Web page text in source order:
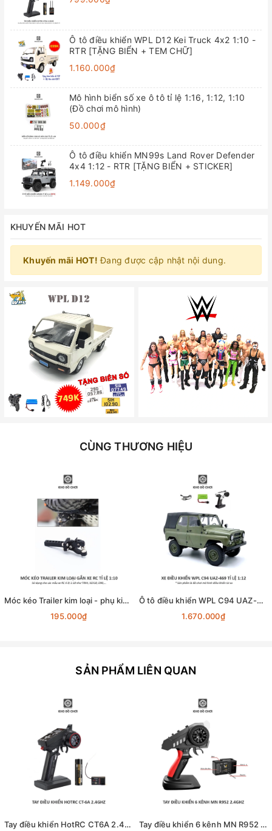
Ô tô điều khiển WPL D12 Kei Truck 4x2 1:10 -
RTR [TẶNG BIỂN + TEM CHỮ]
1.160.000₫
Mô hình biển số xe ô tô tỉ lệ 1:16, 1:12, 1:10
(Đồ chơi mô hình)
50.000₫
Ô tô điều khiển MN99s Land Rover Defender
4x4 1:12 - RTR [TẶNG BIỂN + STICKER]
1.149.000₫
KHUYẾN MÃI HOT
Khuyến mãi HOT! Đang được cập nhật nội dung.
CÙNG THƯƠNG HIỆU
Móc kéo Trailer kim loại - phụ kiện lắp cho xe RC tỉ lệ 1:10
195.000₫
Ô tô điều khiển WPL C94 UAZ-469 4x4 1:12 - RTR [TẶNG BIỂN + STICKER]
1.670.000₫
SẢN PHẨM LIÊN QUAN
Tay điều khiển HotRC CT6A 2.4Ghz (6 Kênh)
Tay điều khiển 6 kênh MN R952 2.4Ghz